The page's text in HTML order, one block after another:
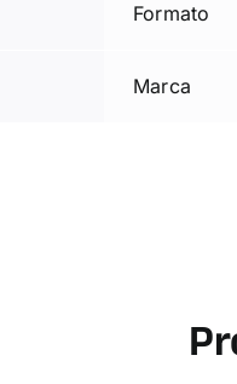
Formato
Marca